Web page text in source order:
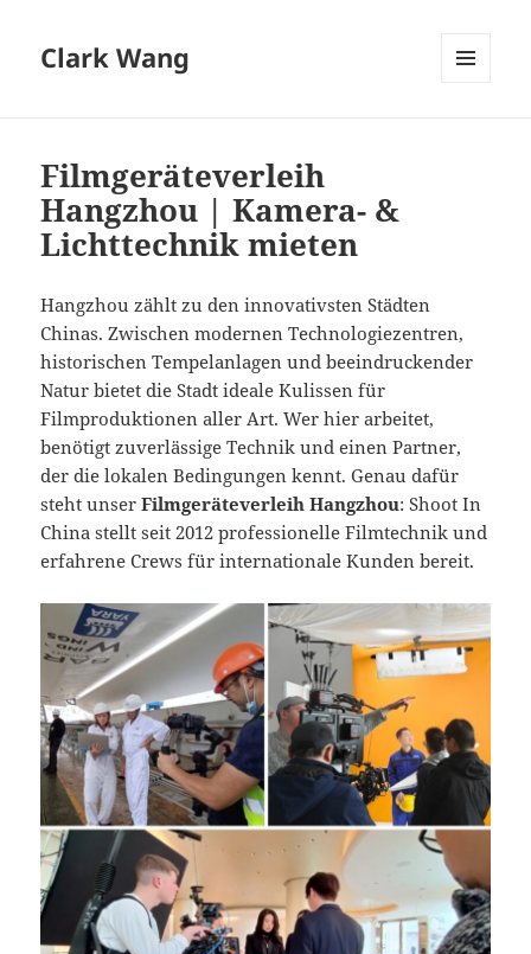
Clark Wang
Filmgeräteverleih
Hangzhou | Kamera- &
Lichttechnik mieten
Hangzhou zählt zu den innovativsten Städten
Chinas. Zwischen modernen Technologiezentren,
historischen Tempelanlagen und beeindruckender
Natur bietet die Stadt ideale Kulissen für
Filmproduktionen aller Art. Wer hier arbeitet,
benötigt zuverlässige Technik und einen Partner,
der die lokalen Bedingungen kennt. Genau dafür
steht unserFilmgeräteverleih Hangzhou: Shoot In
China stellt seit 2012 professionelle Filmtechnik und
erfahrene Crews für internationale Kunden bereit.